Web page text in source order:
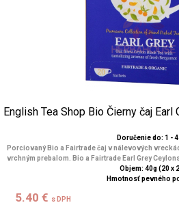
English Tea Shop Bio Čierny čaj
Doručenie do: 1 -
Porciovaný Bio a Fairtrade čaj v nálevových
vrchným prebalom. Bio a Fairtrade Earl Grey
Objem: 40g (20 x
Hmotnosť pevného
5.40 € s DPH